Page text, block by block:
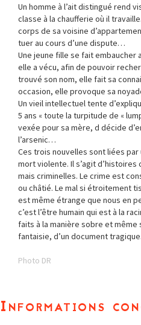
Un homme à l’ait distingué rend
classe à la chaufferie où il
corps de sa voisine
tuer au cours d’une dispute…
Une jeune fille se fait embaucher
elle a vécu, afin de pouvoir
trouvé son nom, elle fait sa
occasion, elle provoque sa
Un vieil intellectuel tente
5 ans « toute la turpitude de «
vexée pour sa mère, d décide
l’arsenic…
Ces trois nouvelles sont liées
mort violente. Il s’agit
mais criminelles. Le crime est
ou châtié. Le mal si étroitement
est même étrange que nous en
c’est l’être humain qui est à la
faits à la manière sobre et
fantaisie, d’un document tragique.
Photo DR
Informations